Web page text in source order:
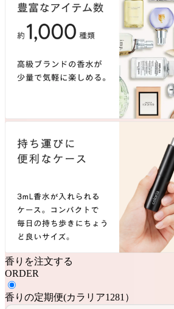
香りを注文する
ORDER
香りの定期便(カラリア1281 ）